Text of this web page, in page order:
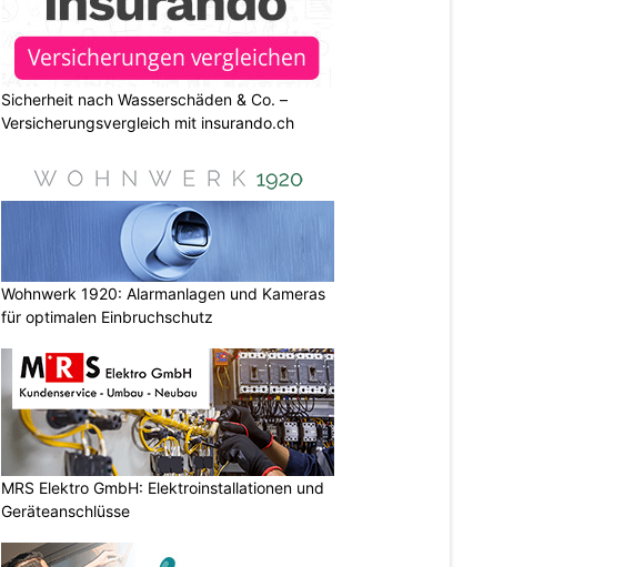
Sicherheit nach Wasserschäden & Co. –
Versicherungsvergleich mit insurando.ch
Wohnwerk 1920: Alarmanlagen und Kameras
für optimalen Einbruchschutz
MRS Elektro GmbH: Elektroinstallationen und
Geräteanschlüsse